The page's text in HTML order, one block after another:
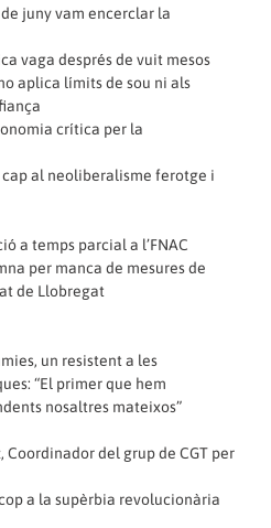
juny vam encerclar la
vaga després de vuit mesos
aplica límits de sou ni als
crítica per la
cap al neoliberalisme ferotge i
a temps parcial a l’FNAC
per manca de mesures de
de Llobregat
un resistent a les
“El primer que hem
nosaltres mateixos”
Coordinador del grup de CGT per
a la supèrbia revolucionària